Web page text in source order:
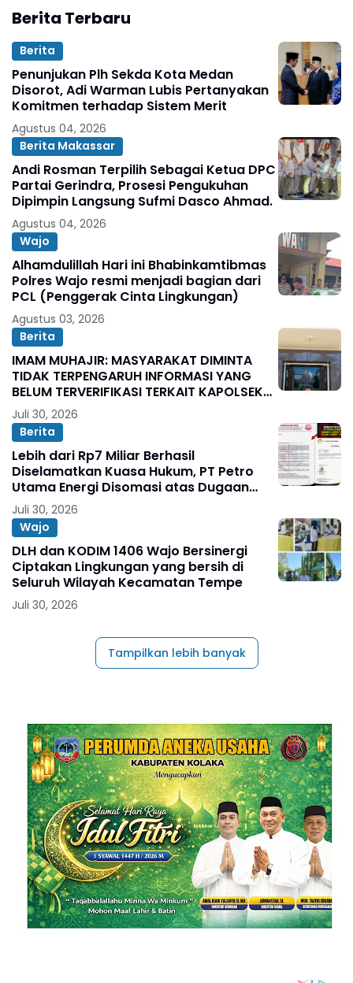
Berita Terbaru
Berita
Penunjukan Plh Sekda Kota Medan
Disorot, Adi Warman Lubis Pertanyakan
Komitmen terhadap Sistem Merit
Agustus 04, 2026
Berita Makassar
Andi Rosman Terpilih Sebagai Ketua DPC
Partai Gerindra, Prosesi Pengukuhan
Dipimpin Langsung Sufmi Dasco Ahmad.
Agustus 04, 2026
Wajo
Alhamdulillah Hari ini Bhabinkamtibmas
Polres Wajo resmi menjadi bagian dari
PCL (Penggerak Cinta Lingkungan)
Agustus 03, 2026
Berita
IMAM MUHAJIR: MASYARAKAT DIMINTA
TIDAK TERPENGARUH INFORMASI YANG
BELUM TERVERIFIKASI TERKAIT KAPOLSEK
BOLO
Juli 30, 2026
Berita
Lebih dari Rp7 Miliar Berhasil
Diselamatkan Kuasa Hukum, PT Petro
Utama Energi Disomasi atas Dugaan
Wanprestasi Pembayaran Success Fee
Juli 30, 2026
Wajo
DLH dan KODIM 1406 Wajo Bersinergi
Ciptakan Lingkungan yang bersih di
Seluruh Wilayah Kecamatan Tempe
Juli 30, 2026
Tampilkan lebih banyak